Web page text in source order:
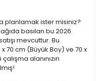
planlamak ister misiniz?
basılan bu 2026
mevcuttur. Bu
70 cm (Büyük Boy) ve 70 x
alanınızın